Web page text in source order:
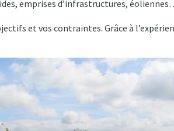
emprises d’infrastructures,
et vos contraintes. Grâce à